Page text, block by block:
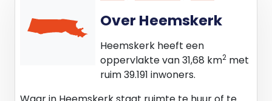
Over Heemskerk
Heemskerk heeft een
oppervlakte van 31,68 km2 met
ruim 39.191 inwoners.